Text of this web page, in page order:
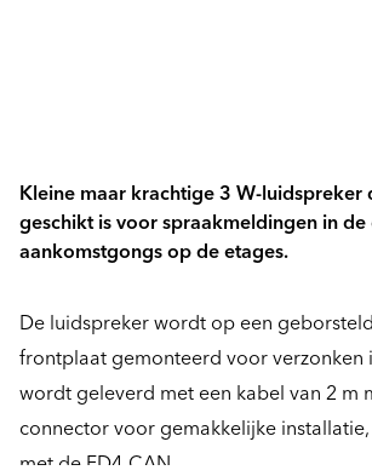
Kleine maar krachtige 3 W-luidspreker
geschikt is voor spraakmeldingen in de
aankomstgongs op de etages.
De luidspreker wordt op een
frontplaat gemonteerd voor verzonken
wordt geleverd met een kabel van 2 m
connector voor gemakkelijke
met de FD4-CAN.